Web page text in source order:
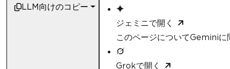
LLM向けのコピー
ジェミニで開く
このページについてGeminiに
Grokで開く